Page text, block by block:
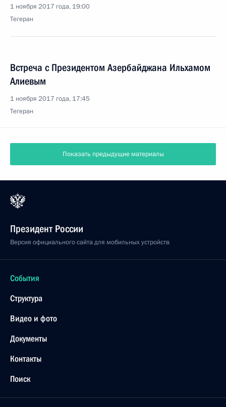
1 ноября 2017 года, 19:00
Тегеран
Встреча с Президентом Азербайджана Ильхамом
Алиевым
1 ноября 2017 года, 17:45
Тегеран
Показать предыдущие материалы
Президент России
Версия официального сайта для мобильных устройств
События
Структура
Видео и фото
Документы
Контакты
Поиск